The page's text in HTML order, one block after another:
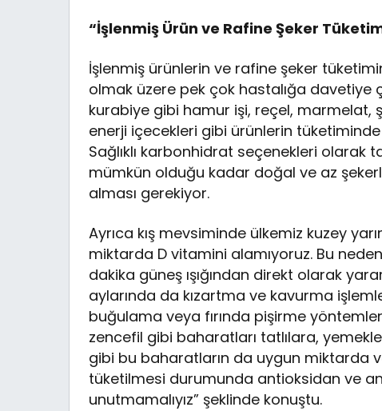
“İşlenmiş Ürün ve Rafine Şeker
İşlenmiş ürünlerin ve rafine şeker
olmak üzere pek çok hastalığa davetiye
kurabiye gibi hamur işi, reçel, marmelat,
enerji içecekleri gibi ürünlerin
Sağlıklı karbonhidrat seçenekleri olarak
mümkün olduğu kadar doğal ve az
alması gerekiyor.
Ayrıca kış mevsiminde ülkemiz kuzey
miktarda D vitamini alamıyoruz. Bu
dakika güneş ışığından direkt olarak
aylarında da kızartma ve kavurma
buğulama veya fırında pişirme
zencefil gibi baharatları tatlılara,
gibi bu baharatların da uygun miktarda
tüketilmesi durumunda antioksidan ve
unutmamalıyız” şeklinde konuştu.